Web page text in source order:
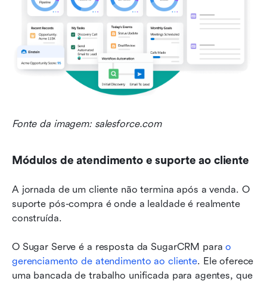
Fonte da imagem: salesforce.com
Módulos de atendimento e suporte ao cliente
A jornada de um cliente não termina após a venda. O
suporte pós-compra é onde a lealdade é realmente
construída.
O Sugar Serve é a resposta da SugarCRM para o
gerenciamento de atendimento ao cliente. Ele oferece
uma bancada de trabalho unificada para agentes, que